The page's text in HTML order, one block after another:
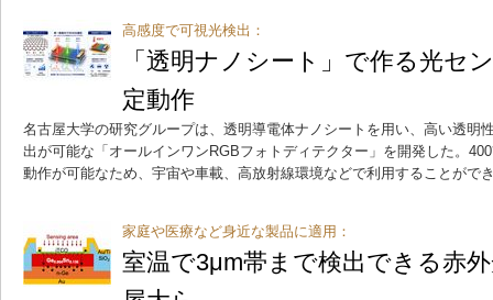
高感度で可視光検出：
「透明ナノシート」で作る光
定動作
名古屋大学の研究グループは、透明導電体ナノシートを用い、高い透明
出が可能な「オールインワンRGBフォトディテクター」を開発した。
動作が可能なため、宇宙や車載、高放射線環境などで利用することがで
家庭や医療など身近な製品に適用：
室温で3μm帯まで検出できる赤